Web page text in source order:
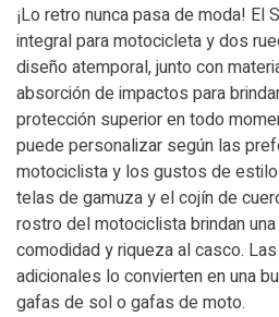
¡Lo retro nunca pasa de moda! El
integral para motocicleta y dos
diseño atemporal, junto con
absorción de impactos para
protección superior en todo
puede personalizar según las
motociclista y los gustos de
telas de gamuza y el cojín de
rostro del motociclista brindan
comodidad y riqueza al casco.
adicionales lo convierten en una
gafas de sol o gafas de moto.